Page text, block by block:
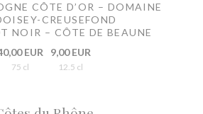
CÔTE D’OR – DOMAINE
CREUSEFOND
NOIR – CÔTE DE BEAUNE
EUR
75 cl
9,00 EUR
12.5 cl